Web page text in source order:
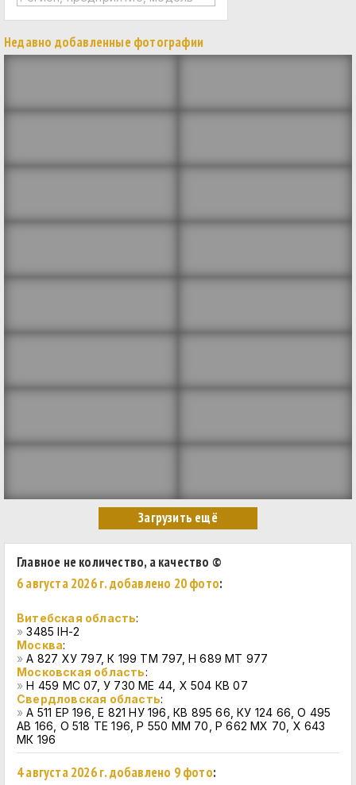
Недавно добавленные фотографии
Главное не количество, а качество ©
6 августа 2026 г. добавлено 20 фото:
Витебская область:
»3485 IH-2
Москва:
»А 827 ХУ 797, К 199 ТМ 797, Н 689 МТ 977
Московская область:
»Н 459 МС 07, У 730 МЕ 44, Х 504 КВ 07
Свердловская область:
»А 511 ЕР 196, Е 821 НУ 196, КВ 895 66, КУ 124 66, О 495
АВ 166, О 518 ТЕ 196, Р 550 ММ 70, Р 662 МХ 70, Х 643
МК 196
4 августа 2026 г. добавлено 9 фото: